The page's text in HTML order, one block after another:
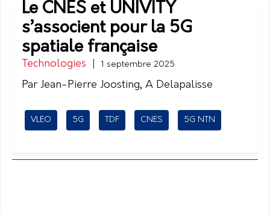
Le CNES et UNIVITY
s’associent pour la 5G
spatiale française
Technologies 1 septembre 2025
Par Jean-Pierre Joosting, A Delapalisse
VLEO 5G TDF CNES 5G NTN